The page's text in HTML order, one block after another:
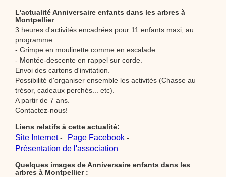
L'actualité Anniversaire enfants dans les arbres à
Montpellier
3 heures d'activités encadrées pour 11 enfants maxi, au
programme:
- Grimpe en moulinette comme en escalade.
- Montée-descente en rappel sur corde.
Envoi des cartons d'invitation.
Possibilité d'organiser ensemble les activités (Chasse au
trésor, cadeaux perchés... etc).
A partir de 7 ans.
Contactez-nous!
Liens relatifs à cette actualité:
Site Internet- Page Facebook -
Présentation de l'association
Quelques images de Anniversaire enfants dans les
arbres à Montpellier :